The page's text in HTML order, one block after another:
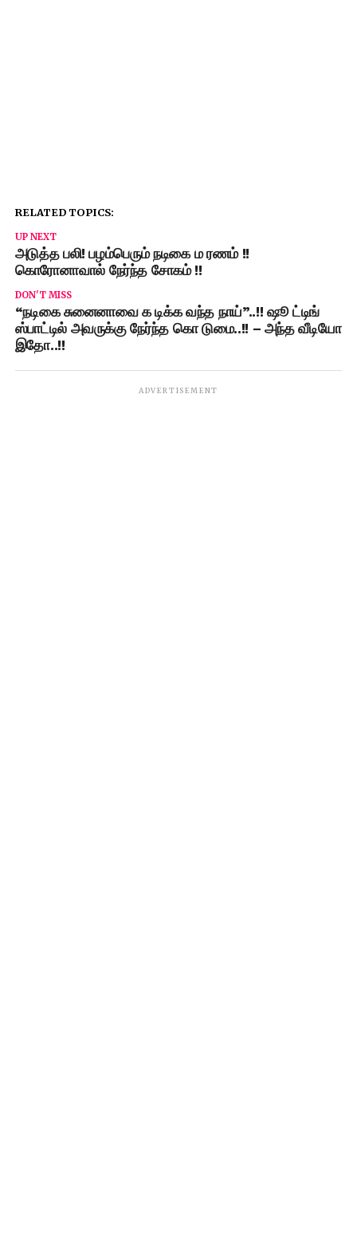
RELATED TOPICS:
UP NEXT
அடுத்த பலி! பழம்பெரும் நடிகை ம ரணம் !!
கொரோனாவால் நேர்ந்த சோகம் !!
DON'T MISS
“நடிகை சுனைனாவை க டிக்க வந்த நாய்”..!! ஷூ ட்டிங்
ஸ்பாட்டில் அவருக்கு நேர்ந்த கொ டுமை..!! – அந்த வீடியோ
இதோ..!!
ADVERTISEMENT